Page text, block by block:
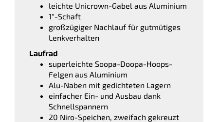
leichte Unicrown-Gabel aus Aluminium
1″-Schaft
großzügiger Nachlauf für gutmütiges
Lenkverhalten
Laufrad
superleichte Soopa-Doopa-Hoops-
Felgen aus Aluminium
Alu-Naben mit gedichteten Lagern
einfacher Ein- und Ausbau dank
Schnellspannern
20 Niro-Speichen, zweifach gekreuzt